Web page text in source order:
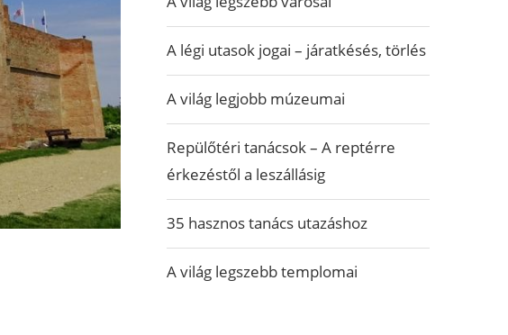
A légi utasok jogai – járatkésés, törlés
A világ legjobb múzeumai
Repülőtéri tanácsok – A reptérre
érkezéstől a leszállásig
35 hasznos tanács utazáshoz
A világ legszebb templomai